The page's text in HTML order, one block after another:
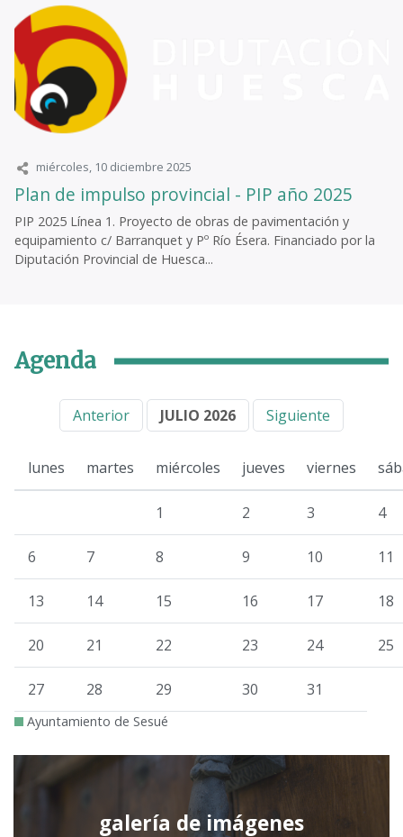
miércoles, 10 diciembre 2025
Plan de impulso provincial - PIP año 2025
PIP 2025 Línea 1. Proyecto de obras de pavimentación y
equipamiento c/ Barranquet y Pº Río Ésera. Financiado por la
Diputación Provincial de Huesca...
Agenda
Anterior JULIO 2026 Siguiente
lunes martes miércoles jueves viernes
1 2 3 4
6 7 8 9 10 11
13 14 15 16 17 18
20 21 22 23 24 25
27 28 29 30 31
Ayuntamiento de Sesué
galería de imágenes